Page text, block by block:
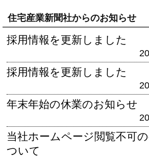
住宅産業新聞社からのお知らせ
採用情報を更新しました
採用情報を更新しました
年末年始の休業のお知らせ
当社ホームページ閲覧不可
ついて